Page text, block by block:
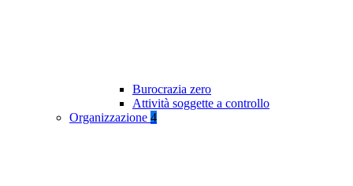
Burocrazia zero
Attività soggette a controllo
Organizzazione 4